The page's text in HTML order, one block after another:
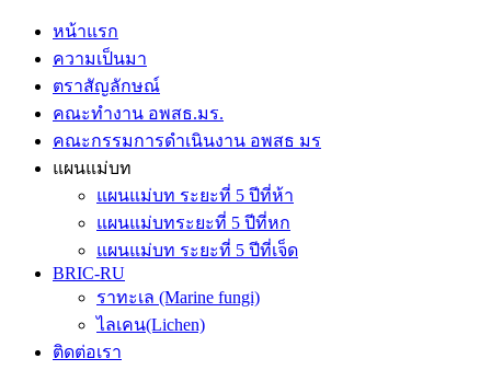
หน้าแรก
ความเป็นมา
ตราสัญลักษณ์
คณะทำงาน อพสธ.มร.
คณะกรรมการดำเนินงาน อพสธ มร
แผนแม่บท
แผนแม่บท ระยะที่ 5 ปีที่ห้า
แผนแม่บทระยะที่ 5 ปีที่หก
แผนแม่บท ระยะที่ 5 ปีที่เจ็ด
BRIC-RU
ราทะเล (Marine fungi)
ไลเคน(Lichen)
ติดต่อเรา